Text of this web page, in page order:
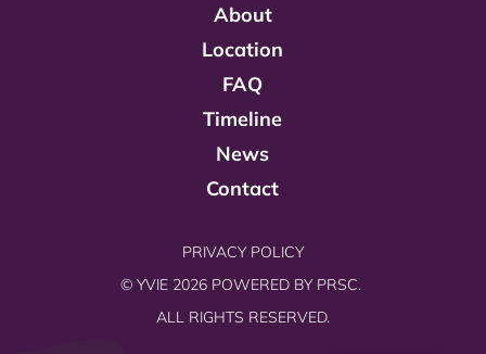
About
Location
FAQ
Timeline
News
Contact
PRIVACY POLICY
© YVIE 2026 POWERED BY PRSC.
ALL RIGHTS RESERVED.